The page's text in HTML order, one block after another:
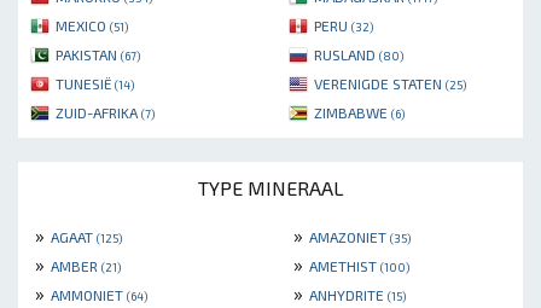
MEXICO (51) PERU (32)
PAKISTAN (67) RUSLAND (80)
TUNESIË (14) VERENIGDE STATEN (25)
ZUID-AFRIKA (7) ZIMBABWE (6)
TYPE MINERAAL
» AGAAT (125) » AMAZONIET (35)
» AMBER (21) » AMETHIST (100)
» AMMONIET (64) » ANHYDRITE (15)